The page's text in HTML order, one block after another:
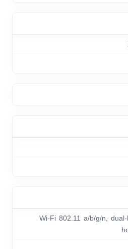
Wi-Fi 802.11 a/b/g/n,